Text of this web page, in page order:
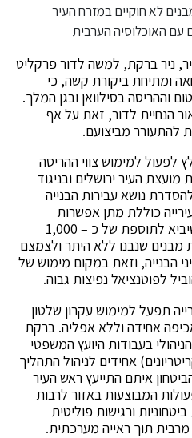
ניר ברקת, למשה לדור פרקליט
ומתיחת ביקורת קשה, כי
וההריסה בסילוואן ובגן המלך.
הנחיית לדור, זאת על אף
להתעורר מביצועם.
לפעול למימוש צווי ההריסה
העיר ירושלים ובניגוד
נושא עבירות הבנייה
כוללת מתן אפשרות
להוספת קומות במבנים דבר שיביא לתוספת של כ – 1,000
מבנים שנבנו ללא היתר ולצמצם
הבנייה, וזאת במקום מימוש של
לפוטנציאל נפיצות גבוה.
תפעל למימוש עקרון שלטון
אחידה וללא אפליה. ברקת
בעבודות היועץ המשפטי
אחידים לניהול התהליך
איתם התייעץ ראש העיר
המבוצעות באזור לרבות
ורגישות פוליטית
תוך ראייה מערכתית.